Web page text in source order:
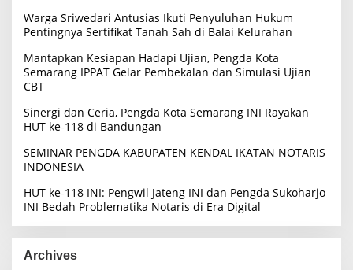
r
:
Warga Sriwedari Antusias Ikuti Penyuluhan Hukum
Pentingnya Sertifikat Tanah Sah di Balai Kelurahan
Mantapkan Kesiapan Hadapi Ujian, Pengda Kota
Semarang IPPAT Gelar Pembekalan dan Simulasi Ujian
CBT
Sinergi dan Ceria, Pengda Kota Semarang INI Rayakan
HUT ke-118 di Bandungan
SEMINAR PENGDA KABUPATEN KENDAL IKATAN NOTARIS
INDONESIA
HUT ke-118 INI: Pengwil Jateng INI dan Pengda Sukoharjo
INI Bedah Problematika Notaris di Era Digital
Archives